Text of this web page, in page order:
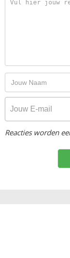
Reacties worden